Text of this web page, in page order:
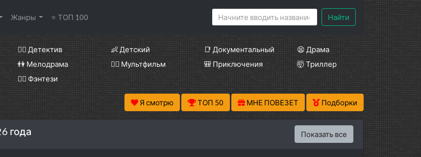
Жанры ⭐ ТОП 100 Найти
🕵️‍♂️ Детектив 👶 Детский 📑 Документальный
😫 Драма
👫 Мелодрама 🧚‍♀️ Мультфильм 🎒 Приключения
🤯 Триллер
🧝‍♂️ Фэнтези
Я смотрю ТОП 50 МНЕ ПОВЕЗЕТ Подборки
года Показать все